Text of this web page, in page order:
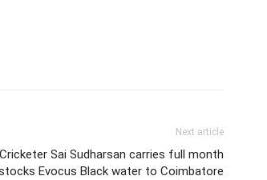
Next article
Sai Sudharsan carries full month
Evocus Black water to Coimbatore